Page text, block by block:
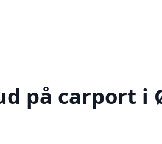
på carport i